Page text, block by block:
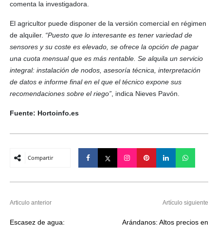
comenta la investigadora.
El agricultor puede disponer de la versión comercial en régimen
de alquiler. “Puesto que lo interesante es tener variedad de
sensores y su coste es elevado, se ofrece la opción de pagar
una cuota mensual que es más rentable. Se alquila un servicio
integral: instalación de nodos, asesoría técnica, interpretación
de datos e informe final en el que el técnico expone sus
recomendaciones sobre el riego” , indica Nieves Pavón.
Fuente: Hortoinfo.es
Compartir
Articulo anterior
Escasez de agua:
Artículo siguiente
Arándanos: Altos precios en